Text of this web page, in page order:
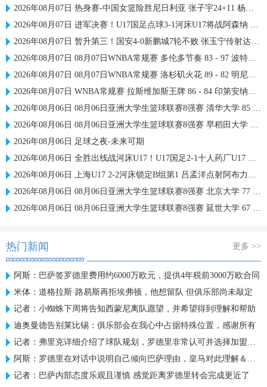
2026年08月07日 热身赛-中国女篮险胜尼日利亚 张子宇24+11 杨舒予12+6
2026年08月07日 进军决赛！U17国足点球3-1河床U17将战阿森纳 江宇涵替补两扑点
2026年08月07日 暂升第三！国安4-0新鹏城7轮不败 张玉宁传射达万双响法比奥破门
2026年08月07日 08月07日WNBA常规赛 多伦多节奏 83 - 97 波特兰火焰 集锦
2026年08月07日 08月07日WNBA常规赛 洛杉矶火花 89 - 82 明尼苏达山猫 全场集锦
2026年08月07日 WNBA常规赛 拉斯维加斯王牌 86 - 84 印第安纳狂热 全场集锦
2026年08月06日 08月06日亚洲大学生篮球联赛8强赛 清华大学 85 - 81 菲律宾大学 集锦
2026年08月06日 08月06日亚洲大学生篮球联赛8强赛 早稻田大学 78 - 71 高丽大学 集锦
2026年08月06日 足球之夜-未来可期
2026年08月06日 全胜出线战河床U17！U17国足2-1十人药厂U17 赵松源登场1分钟传射
2026年08月06日 上海U17 2-2河床锁定B组第1 吕孟洋点射阿布力米破门 将战A组第2
2026年08月06日 08月06日亚洲大学生篮球联赛8强赛 北京大学 77 - 79 上海交通大学 集锦
2026年08月06日 08月06日亚洲大学生篮球联赛8强赛 延世大学 67 - 72 政治大学 集锦
热门新闻 更多 >>
阿斯：巴萨签罗德里费用约6000万欧元，提供4年税前3000万欧合同
米体：道格拉斯·路易斯再拒埃弗顿，他想留队 但俱乐部尚未敲定
记者：小蜘蛛下周将告知西蒙尼离队愿望，并希望得到理解和帮助
迪奥曼德告别莱比锡：俱乐部会在我心中占据特殊位置，感谢所有
记者：弗里克详细介绍了球队规划，罗德里非常认可并选择加盟巴萨
阿斯：罗德里在对话中说明自己倾向巴萨理由，皇马对此理解＆祝好
记者：巴萨内部态度乐观且谨慎 感觉距离罗德里转会完成更近了